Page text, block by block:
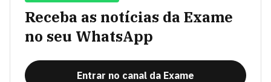
Receba as notícias da Exame
no seu WhatsApp
Entrar no canal da Exame